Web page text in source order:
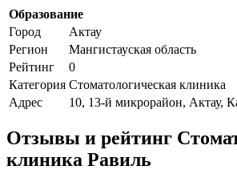
Образование
Город
Актау
Регион
Мангистауская область
Рейтинг
0
Категория Стоматологическая клиника
Адрес
10, 13-й микрорайон, Актау,
Отзывы и рейтинг
клиника Равиль